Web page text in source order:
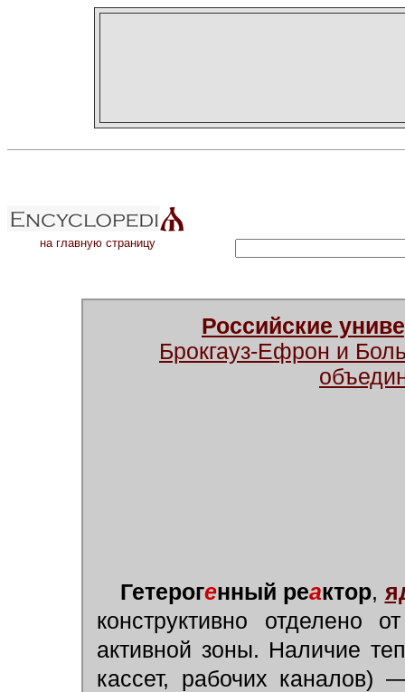
на главную страницу
Российские
Брокгауз-Ефрон и
Гетерогенный реактор,
конструктивно отделено
активной зоны. Наличие
кассет, рабочих каналов)